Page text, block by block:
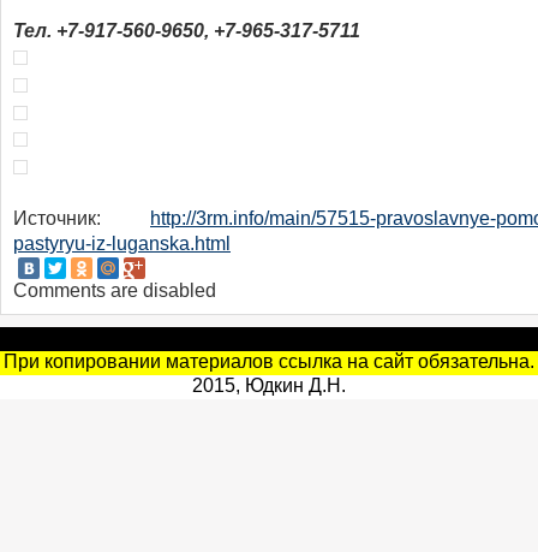
Тел. +7-917-560-9650, +7-965-317-5711
Источник:
http://3rm.info/main/57515-pravoslavnye-
pastyryu-iz-luganska.html
Comments are disabled
При копировании материалов ссылка на сайт обязательна.
2015, Юдкин Д.Н.